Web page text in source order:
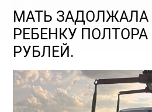
МАТЬ ЗАДОЛЖАЛА
РЕБЕНКУ
РУБЛЕЙ.